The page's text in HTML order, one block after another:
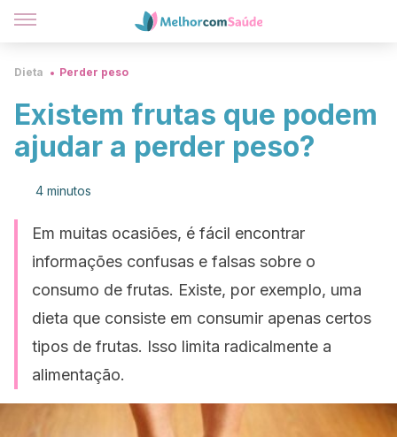
Dieta Perder peso
Existem frutas que podem
ajudar a perder peso?
4 minutos
Em muitas ocasiões, é fácil encontrar
informações confusas e falsas sobre o
consumo de frutas. Existe, por exemplo, uma
dieta que consiste em consumir apenas certos
tipos de frutas. Isso limita radicalmente a
alimentação.